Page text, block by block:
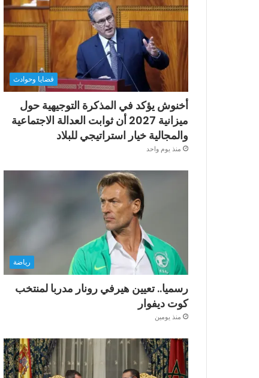
قضايا وحوادث
أخنوش يؤكد في المذكرة التوجيهية حول
ميزانية 2027 أن ثوابت العدالة الاجتماعية
والمجالية خيار استراتيجي للبلاد
منذ يوم واحد
رياضة
رسميا.. تعيين هيرفي رونار مدربا لمنتخب
كوت ديفوار
منذ يومين